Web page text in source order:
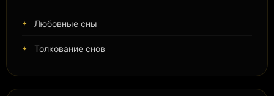
Любовные сны
Толкование снов